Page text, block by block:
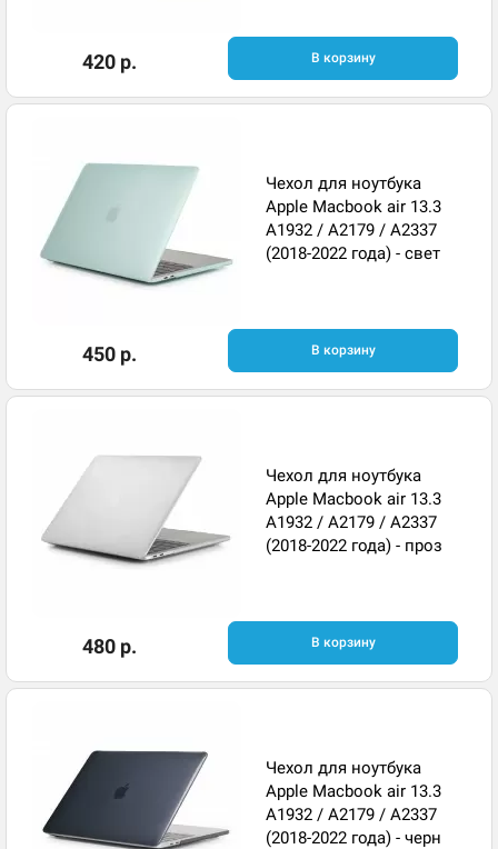
420 р. В корзину
Чехол для ноутбука
Apple Macbook air 13.3
A1932 / A2179 / A2337
(2018-2022 года) - свет
450 р. В корзину
Чехол для ноутбука
Apple Macbook air 13.3
A1932 / A2179 / A2337
(2018-2022 года) - проз
480 р. В корзину
Чехол для ноутбука
Apple Macbook air 13.3
A1932 / A2179 / A2337
(2018-2022 года) - черн